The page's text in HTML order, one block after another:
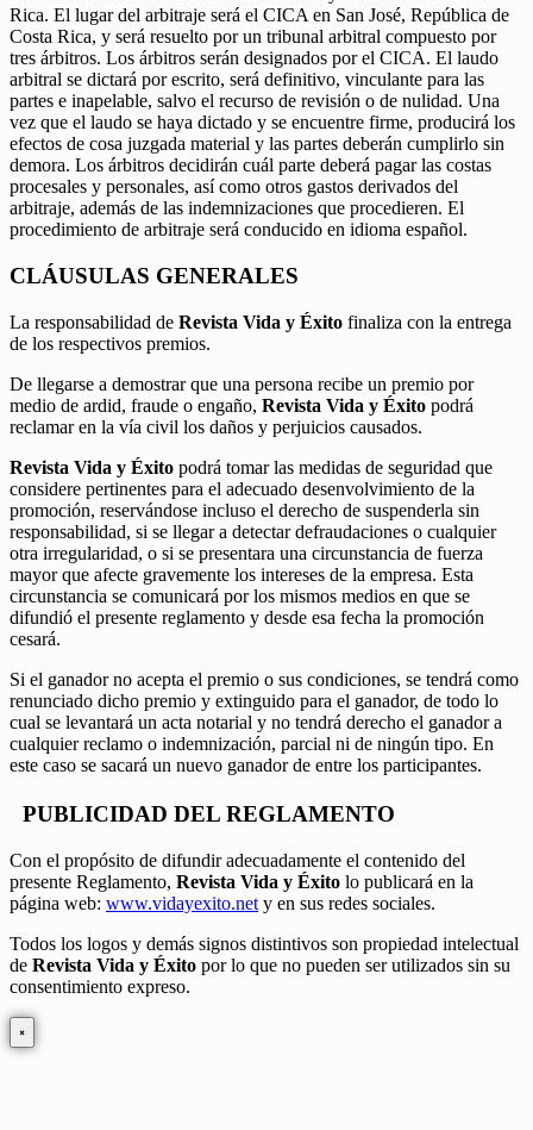
Rica. El lugar del arbitraje será el CICA en San José, República de
Costa Rica, y será resuelto por un tribunal arbitral compuesto por
tres árbitros. Los árbitros serán designados por el CICA. El laudo
arbitral se dictará por escrito, será definitivo, vinculante para las
partes e inapelable, salvo el recurso de revisión o de nulidad. Una
vez que el laudo se haya dictado y se encuentre firme, producirá los
efectos de cosa juzgada material y las partes deberán cumplirlo sin
demora. Los árbitros decidirán cuál parte deberá pagar las costas
procesales y personales, así como otros gastos derivados del
arbitraje, además de las indemnizaciones que procedieren. El
procedimiento de arbitraje será conducido en idioma español.
CLÁUSULAS GENERALES
La responsabilidad de Revista Vida y Éxito finaliza con la entrega
de los respectivos premios.
De llegarse a demostrar que una persona recibe un premio por
medio de ardid, fraude o engaño, Revista Vida y Éxito podrá
reclamar en la vía civil los daños y perjuicios causados.
Revista Vida y Éxito podrá tomar las medidas de seguridad que
considere pertinentes para el adecuado desenvolvimiento de la
promoción, reservándose incluso el derecho de suspenderla sin
responsabilidad, si se llegar a detectar defraudaciones o cualquier
otra irregularidad, o si se presentara una circunstancia de fuerza
mayor que afecte gravemente los intereses de la empresa. Esta
circunstancia se comunicará por los mismos medios en que se
difundió el presente reglamento y desde esa fecha la promoción
cesará.
Si el ganador no acepta el premio o sus condiciones, se tendrá como
renunciado dicho premio y extinguido para el ganador, de todo lo
cual se levantará un acta notarial y no tendrá derecho el ganador a
cualquier reclamo o indemnización, parcial ni de ningún tipo. En
este caso se sacará un nuevo ganador de entre los participantes.
PUBLICIDAD DEL REGLAMENTO
Con el propósito de difundir adecuadamente el contenido del
presente Reglamento, Revista Vida y Éxito lo publicará en la
página web: www.vidayexito.net y en sus redes sociales.
Todos los logos y demás signos distintivos son propiedad intelectual
de Revista Vida y Éxito por lo que no pueden ser utilizados sin su
consentimiento expreso.
×